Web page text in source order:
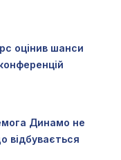
оцінив шанси
Динамо не
відбувається